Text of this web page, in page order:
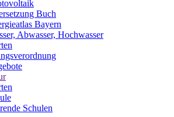
Buch
Bayern
Abwasser, Hochwasser
Schulen